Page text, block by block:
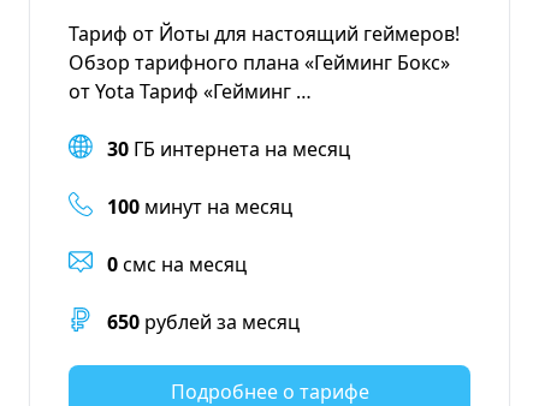
Тариф от Йоты для настоящий геймеров!
Обзор тарифного плана «Гейминг Бокс»
от Yota Тариф «Гейминг …
30 ГБ интернета на месяц
100 минут на месяц
0смс на месяц
650 рублей за месяц
Подробнее о тарифе